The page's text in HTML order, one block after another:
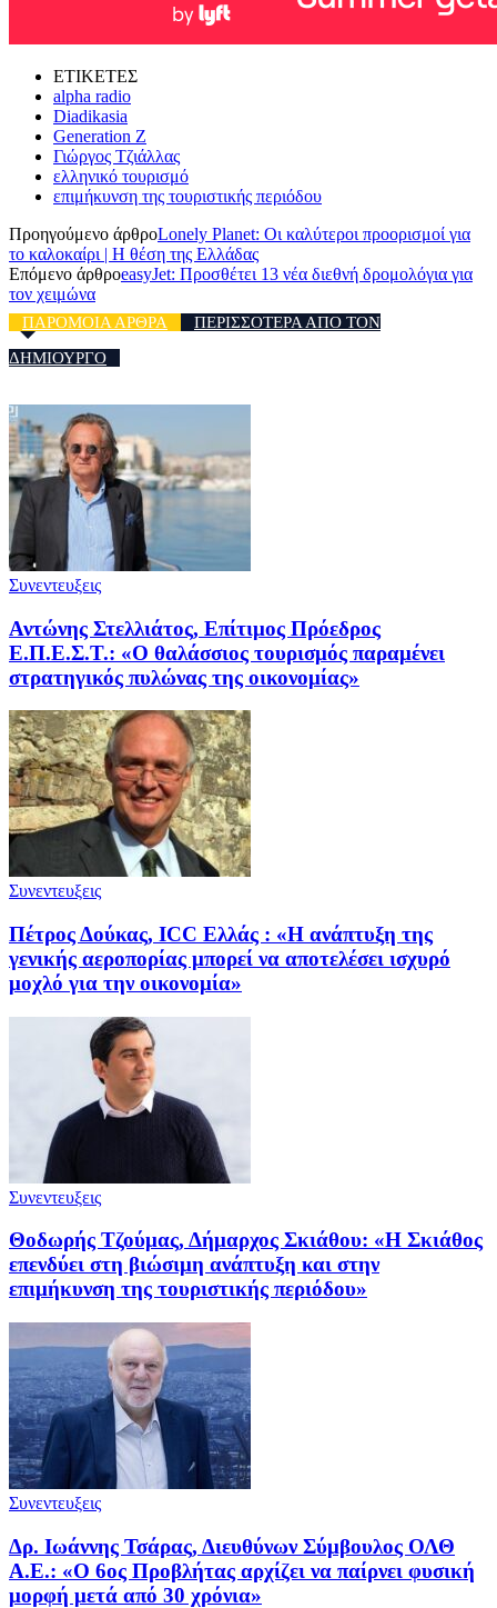
ΕΤΙΚΕΤΕΣ
alpha radio
Diadikasia
Generation Z
Γιώργος Τζιάλλας
ελληνικό τουρισμό
επιμήκυνση της τουριστικής περιόδου
Προηγούμενο άρθροLonely Planet: Οι καλύτεροι προορισμοί για
το καλοκαίρι | Η θέση της Ελλάδας
Επόμενο άρθροeasyJet: Προσθέτει 13 νέα διεθνή δρομολόγια για
τον χειμώνα
ΠΑΡΟΜΟΙΑ ΑΡΘΡΑ
ΠΕΡΙΣΣΟΤΕΡΑ ΑΠΟ ΤΟΝ
ΔΗΜΙΟΥΡΓΟ
Συνεντευξεις
Αντώνης Στελλιάτος, Επίτιμος Πρόεδρος
Ε.Π.Ε.Σ.Τ.: «Ο θαλάσσιος τουρισμός παραμένει
στρατηγικός πυλώνας της οικονομίας»
Συνεντευξεις
Πέτρος Δούκας, ICC Ελλάς : «Η ανάπτυξη της
γενικής αεροπορίας μπορεί να αποτελέσει ισχυρό
μοχλό για την οικονομία»
Συνεντευξεις
Θοδωρής Τζούμας, Δήμαρχος Σκιάθου: «Η Σκιάθος
επενδύει στη βιώσιμη ανάπτυξη και στην
επιμήκυνση της τουριστικής περιόδου»
Συνεντευξεις
Δρ. Ιωάννης Τσάρας, Διευθύνων Σύμβουλος ΟΛΘ
Α.Ε.: «Ο 6ος Προβλήτας αρχίζει να παίρνει φυσική
μορφή μετά από 30 χρόνια»